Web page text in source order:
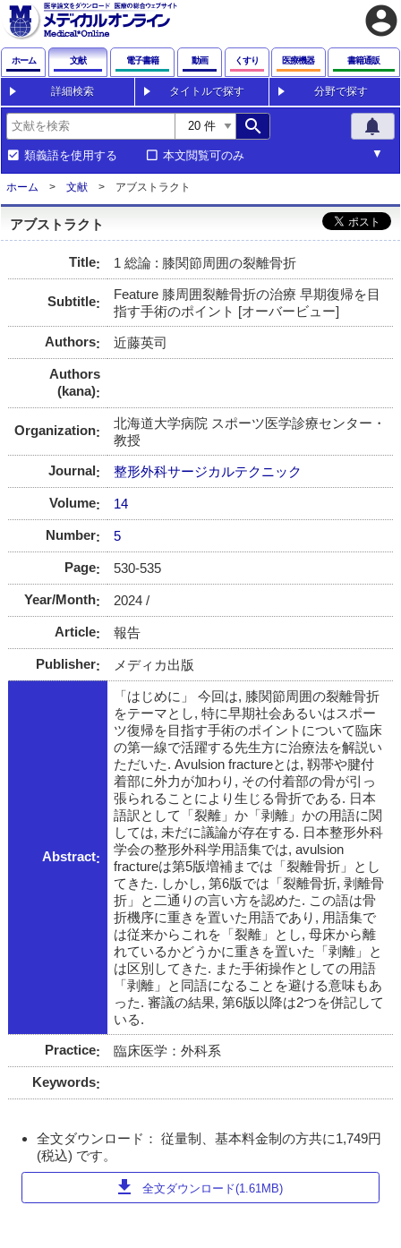
account_circle
ホーム 文献 電子書籍 動画 くすり 医療機器 書籍通販
詳細検索 タイトルで探す 分野で探す
search notifications
類義語を使用する 本文閲覧可のみ
ホーム 文献 アブストラクト
アブストラクト
Title 1 総論 : 膝関節周囲の裂離骨折
Subtitle
Feature 膝周囲裂離骨折の治療 早期復帰を目
指す手術のポイント [オーバービュー]
Authors
近藤英司
Authors
(kana)
Organization
北海道大学病院 スポーツ医学診療センター・
教授
Journal
整形外科サージカルテクニック
Volume 14
Number 5
Page 530-535
Year/Month 2024 /
Article 報告
Publisher メディカ出版
Abstract
「はじめに」 今回は, 膝関節周囲の裂離骨折
をテーマとし, 特に早期社会あるいはスポー
ツ復帰を目指す手術のポイントについて臨床
の第一線で活躍する先生方に治療法を解説い
ただいた. Avulsion fractureとは, 靱帯や腱付
着部に外力が加わり, その付着部の骨が引っ
張られることにより生じる骨折である. 日本
語訳として「裂離」か「剥離」かの用語に関
しては, 未だに議論が存在する. 日本整形外科
学会の整形外科学用語集では, avulsion
fractureは第5版増補までは「裂離骨折」とし
てきた. しかし, 第6版では「裂離骨折, 剥離骨
折」と二通りの言い方を認めた. この語は骨
折機序に重きを置いた用語であり, 用語集で
は従来からこれを「裂離」とし, 母床から離
れているかどうかに重きを置いた「剥離」と
は区別してきた. また手術操作としての用語
「剥離」と同語になることを避ける意味もあ
った. 審議の結果, 第6版以降は2つを併記して
いる.
Practice
臨床医学：外科系
Keywords
全文ダウンロード： 従量制、基本料金制の方共に1,749円
(税込) です。
download 全文ダウンロード(1.61MB)